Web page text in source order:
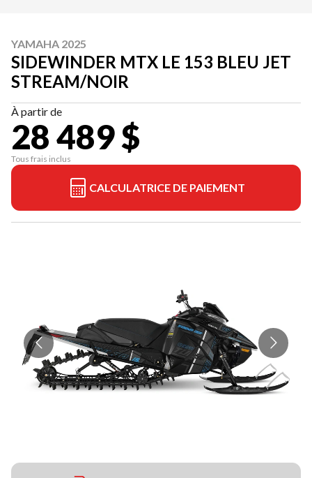
YAMAHA 2025
SIDEWINDER MTX LE 153 BLEU JET
STREAM/NOIR
À partir de
28 489 $
Tous frais inclus
CALCULATRICE DE PAIEMENT